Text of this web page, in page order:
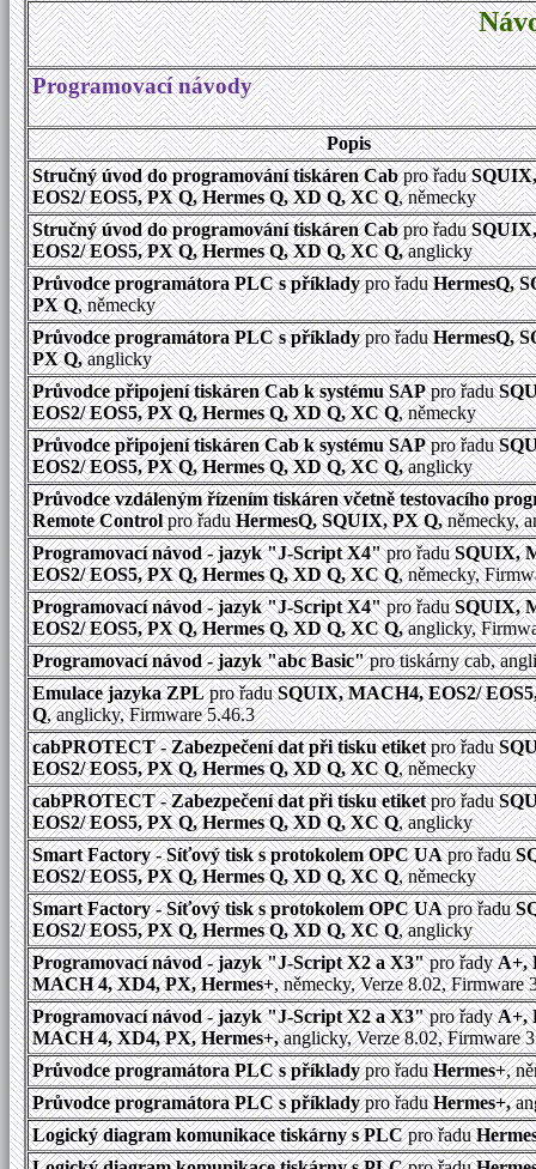
Programovací návody
Popis
Stručný úvod do programování tiskáren Cabpro řadu
EOS2/ EOS5, PX Q, Hermes Q, XD Q, XC Q, německy
Stručný úvod do programování tiskáren Cabpro řadu
EOS2/ EOS5, PX Q, Hermes Q, XD Q, XC Q,anglicky
Průvodce programátora PLC s příkladypro řaduHermesQ,
PX Q, německy
Průvodce programátora PLC s příkladypro řaduHermesQ,
PX Q,anglicky
Průvodce připojení tiskáren Cab k systému SAPpro řadu
EOS2/ EOS5, PX Q, Hermes Q, XD Q, XC Q, německy
Průvodce připojení tiskáren Cab k systému SAPpro řadu
EOS2/ EOS5, PX Q, Hermes Q, XD Q, XC Q,anglicky
Průvodce vzdáleným řízením tiskáren včetně testovacího
Remote Controlpro řaduHermesQ, SQUIX, PX Q,německy,
Programovací návod - jazyk "J-Script X4"pro řaduSQUIX,
EOS2/ EOS5, PX Q, Hermes Q, XD Q, XC Q, německy,
Programovací návod - jazyk "J-Script X4"pro řaduSQUIX,
EOS2/ EOS5, PX Q, Hermes Q, XD Q, XC Q,anglicky,
Programovací návod - jazyk "abc Basic"pro tiskárny cab,
Emulace jazyka ZPLpro řaduSQUIX, MACH4, EOS2/
Q, anglicky, Firmware 5.46.3
cabPROTECT - Zabezpečení dat při tisku etiketpro řadu
EOS2/ EOS5, PX Q, Hermes Q, XD Q, XC Q, německy
cabPROTECT - Zabezpečení dat při tisku etiketpro řadu
EOS2/ EOS5, PX Q, Hermes Q, XD Q, XC Q, anglicky
Smart Factory - Síťový tisk s protokolem OPC UApro řadu
EOS2/ EOS5, PX Q, Hermes Q, XD Q, XC Q, německy
Smart Factory - Síťový tisk s protokolem OPC UApro řadu
EOS2/ EOS5, PX Q, Hermes Q, XD Q, XC Q, anglicky
Programovací návod - jazyk "J-Script X2 a X3"pro řadyA+,
MACH 4, XD4, PX, Hermes+, německy, Verze 8.02, Firmware
Programovací návod - jazyk "J-Script X2 a X3"pro řadyA+,
MACH 4, XD4, PX, Hermes+,anglicky, Verze 8.02, Firmware
Průvodce programátora PLC s příkladypro řaduHermes+,
Průvodce programátora PLC s příkladypro řaduHermes+,
Logický diagram komunikace tiskárny s PLCpro řadu